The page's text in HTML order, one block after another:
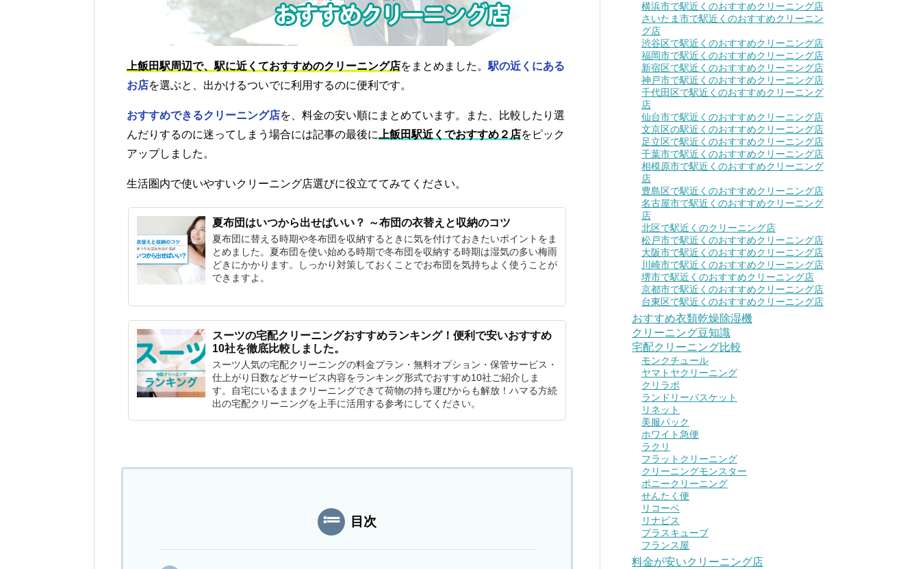
上飯田駅周辺で、駅に近くておすすめのクリーニング店をまとめました。 駅の近くにある
お店を選ぶと、出かけるついでに利用するのに便利です。
おすすめできるクリーニング店を、料金の安い順にまとめています。また、比較したり選
んだりするのに迷ってしまう場合には記事の最後に
上飯田駅近くでおすすめ２店をピック
アップしました。
生活圏内で使いやすいクリーニング店選びに役立ててみてください。
夏布団はいつから出せばいい？ ～布団の衣替えと収納のコツ
夏布団に替える時期や冬布団を収納するときに気を付けておきたいポイントをま
とめました。夏布団を使い始める時期で冬布団を収納する時期は湿気の多い梅雨
どきにかかります。しっかり対策しておくことでお布団を気持ちよく使うことが
できますよ。
スーツの宅配クリーニングおすすめランキング！便利で安いおすすめ
10社を徹底比較しました。
スーツ人気の宅配クリーニングの料金プラン・無料オプション・保管サービス・
仕上がり日数などサービス内容をランキング形式でおすすめ10社ご紹介しま
す。自宅にいるままクリーニングできて荷物の持ち運びからも解放！ハマる方続
出の宅配クリーニングを上手に活用する参考にしてください。
目次
横浜市で駅近くのおすすめクリーニング店
さいたま市で駅近くのおすすめクリーニン
グ店
渋谷区で駅近くのおすすめクリーニング店
福岡市で駅近くのおすすめクリーニング店
新宿区で駅近くのおすすめクリーニング店
神戸市で駅近くのおすすめクリーニング店
千代田区で駅近くのおすすめクリーニング
店
仙台市で駅近くのおすすめクリーニング店
文京区の駅近くのおすすめクリーニング店
足立区で駅近くのおすすめクリーニング店
千葉市で駅近くのおすすめクリーニング店
相模原市で駅近くのおすすめクリーニング
店
豊島区で駅近くのおすすめクリーニング店
名古屋市で駅近くのおすすめクリーニング
店
北区で駅近くのクリーニング店
松戸市で駅近くのおすすめクリーニング店
大阪市で駅近くのおすすめクリーニング店
川崎市で駅近くのおすすめクリーニング店
堺市で駅近くのおすすめクリーニング店
京都市で駅近くのおすすめクリーニング店
台東区で駅近くのおすすめクリーニング店
おすすめ衣類乾燥除湿機
クリーニング豆知識
宅配クリーニング比較
モンクチュール
ヤマトヤクリーニング
クリラボ
ランドリーバスケット
リネット
美服パック
ホワイト急便
ラクリ
フラットクリーニング
クリーニングモンスター
ポニークリーニング
せんたく便
リコーベ
リナビス
プラスキューブ
フランス屋
料金が安いクリーニング店